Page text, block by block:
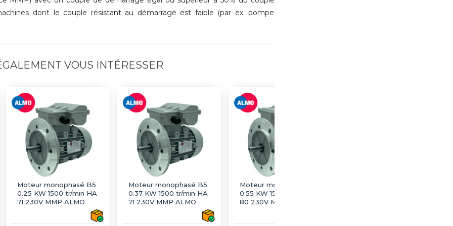
dont le couple résistant au démarrage est faible (par ex. pompe
VOUS INTÉRESSER
Moteur monophasé B5
0.25 KW 1500 tr/min HA
71 230V MMP ALMO
Moteur monophasé B5
0.37 KW 1500 tr/min HA
71 230V MMP ALMO
Moteur monophasé B5
0.55 KW 1500 tr/min HA
80 230V MMP ALMO